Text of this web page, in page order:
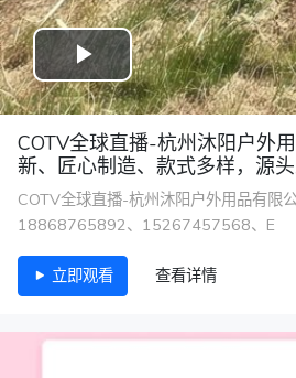
COTV全球直播-杭州沐阳户外
新、匠心制造、款式多样，源
COTV全球直播-杭州沐阳户外用品有限
18868765892、15267457568、E
立即观看 查看详情